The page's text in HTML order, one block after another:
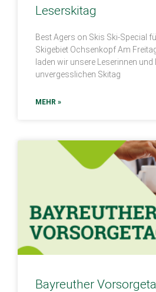
Leserskitag
Best Agers on Skis Ski-Special
Skigebiet Ochsenkopf Am
laden wir unsere Leserinnen und
unvergesslichen Skitag
MEHR »
Bayreuther